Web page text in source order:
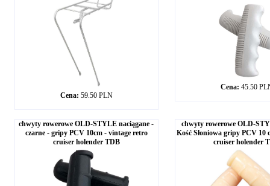
Cena: 59.50 PLN
Cena: 45.50
chwyty rowerowe OLD-STYLE naciągane -
czarne - gripy PCV 10cm - vintage retro
cruiser holender TDB
chwyty rowerowe OLD-
Kość Słoniowa gripy PCV 10
cruiser holender